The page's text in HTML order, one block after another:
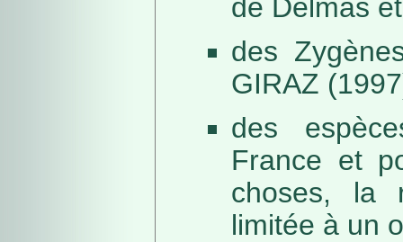
de Delmas
des
GIRAZ
des
France et
choses, la
limitée à un